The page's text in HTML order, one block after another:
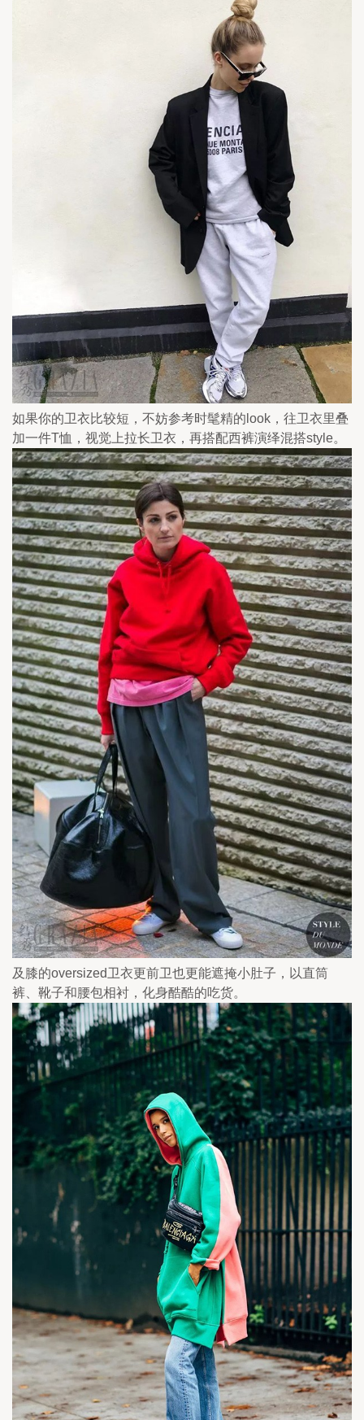
如果你的卫衣比较短，不妨参考时髦精的look，往卫衣里叠
加一件T恤，视觉上拉长卫衣，再搭配西裤演绎混搭style。
及膝的oversized卫衣更前卫也更能遮掩小肚子，以直筒
裤、靴子和腰包相衬，化身酷酷的吃货。